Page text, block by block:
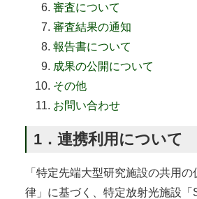
審査について
審査結果の通知
報告書について
成果の公開について
その他
お問い合わせ
1．連携利用について
「特定先端大型研究施設の共用
律」に基づく、特定放射光施設「